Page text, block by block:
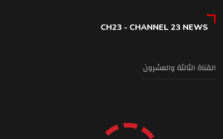
CH23 - CHANNEL 23 NEWS
القناة الثالثة والعشرون